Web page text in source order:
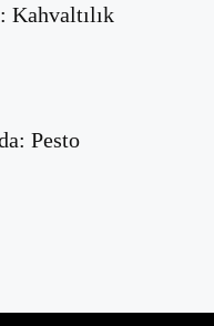
Kahvaltılık
Pesto